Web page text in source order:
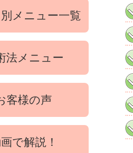
メニュー一覧
法メニュー
客様の声
で解説！